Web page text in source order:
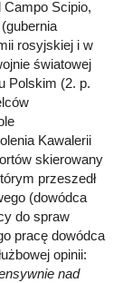
Scipio,
rosyjskiej i w
światowej
Polskim (2. p.
Kawalerii
skierowany
przeszedł
(dowódca
do spraw
pracę dowódca
opinii:
nad